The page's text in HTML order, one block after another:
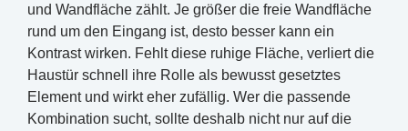
und Wandfläche zählt. Je größer die freie Wandfläche
rund um den Eingang ist, desto besser kann ein
Kontrast wirken. Fehlt diese ruhige Fläche, verliert die
Haustür schnell ihre Rolle als bewusst gesetztes
Element und wirkt eher zufällig. Wer die passende
Kombination sucht, sollte deshalb nicht nur auf die